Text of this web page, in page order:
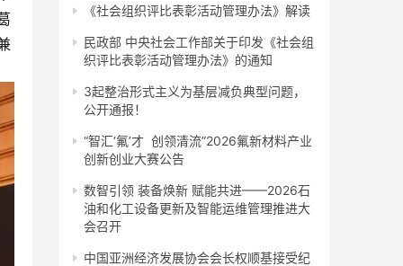
《社会组织评比表彰活动管理办法》解读
民政部 中央社会工作部关于印发《社会组
织评比表彰活动管理办法》的通知
3起整治形式主义为基层减负典型问题，
公开通报！
“智汇‘氟’才 创领清流”2026氟新材料产业
创新创业大赛公告
数智引领 装备焕新 赋能共进——2026石
油和化工设备更新及智能运维管理推进大
会召开
中国亚洲经济发展协会会长权顺基接受纪